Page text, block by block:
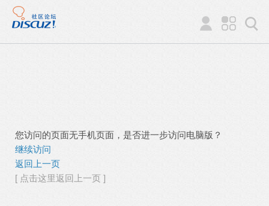
您访问的页面无手机页面，是否进一步访问电脑版？
继续访问
返回上一页
[ 点击这里返回上一页 ]